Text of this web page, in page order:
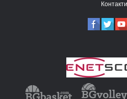
Контакти